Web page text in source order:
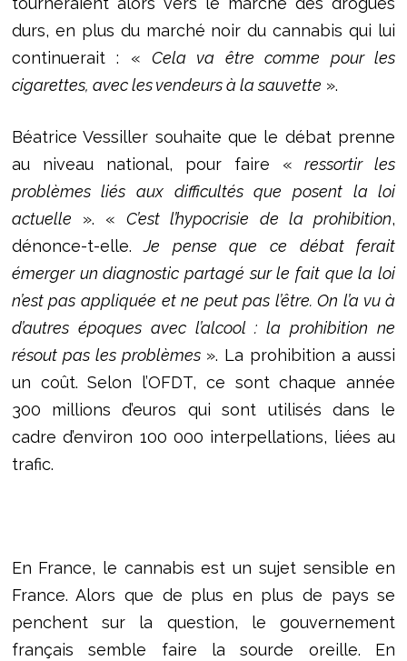
durs, en plus du marché noir du cannabis qui lui
continuerait : «Cela va être comme pour les
cigarettes, avec les vendeurs à la sauvette ».
Béatrice Vessiller souhaite que le débat prenne
au niveau national, pour faire « ressortir les
problèmes liés aux difficultés que posent la loi
actuelle ». « C’est l’hypocrisie de la prohibition,
dénonce-t-elle. Je pense que ce débat ferait
émerger un diagnostic partagé sur le fait que la loi
n’est pas appliquée et ne peut pas l’être. On l’a vu à
d’autres époques avec l’alcool : la prohibition ne
résout pas les problèmes ». La prohibition a aussi
un coût. Selon l’OFDT, ce sont chaque année
300 millions d’euros qui sont utilisés dans le
cadre d’environ 100 000 interpellations, liées au
trafic.
En France, le cannabis est un sujet sensible en
France. Alors que de plus en plus de pays se
penchent sur la question, le gouvernement
français semble faire la sourde oreille. En